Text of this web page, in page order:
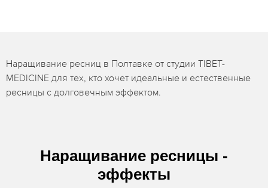
Наращивание ресниц в Полтавке от студии TIBET-
MEDICINE для тех, кто хочет идеальные и естественные
ресницы с долговечным эффектом.
Наращивание ресницы -
эффекты